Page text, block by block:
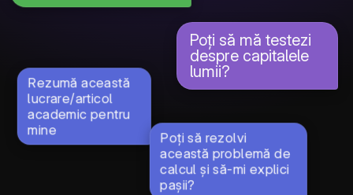
Rezumă această
lucrare/articol
academic pentru
mine
Poți să rezolvi
această problemă de
calcul și să-mi explici
pașii?
Poți să mă testezi
despre capitalele
lumii?